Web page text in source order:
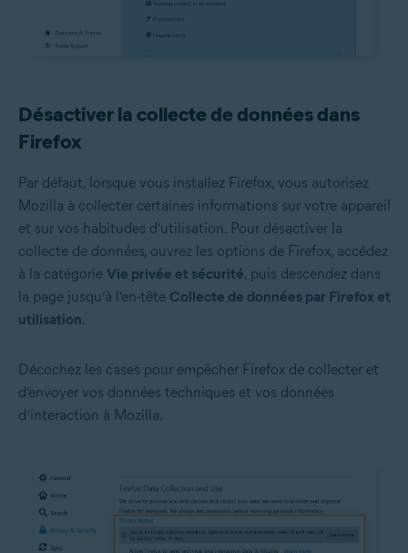
Désactiver la collecte de données dans
Firefox
Par défaut, lorsque vous installez Firefox, vous autorisez
Mozilla à collecter certaines informations sur votre appareil
et sur vos habitudes d’utilisation. Pour désactiver la
collecte de données, ouvrez les options de Firefox, accédez
à la catégorie Vie privée et sécurité, puis descendez dans
la page jusqu’à l’en-tête Collecte de données par Firefox et
utilisation.
Décochez les cases pour empêcher Firefox de collecter et
d’envoyer vos données techniques et vos données
d’interaction à Mozilla.